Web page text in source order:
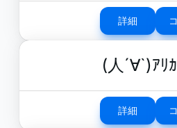
詳細
(人´∀`)ｱﾘ
詳細